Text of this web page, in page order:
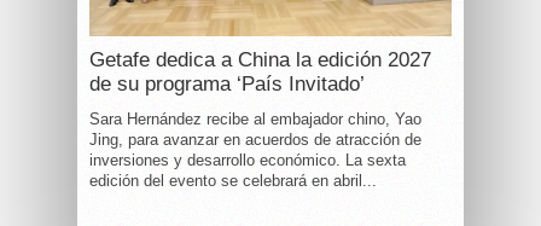
Getafe dedica a China la edición 2027
de su programa ‘País Invitado’
Sara Hernández recibe al embajador chino, Yao
Jing, para avanzar en acuerdos de atracción de
inversiones y desarrollo económico. La sexta
edición del evento se celebrará en abril...